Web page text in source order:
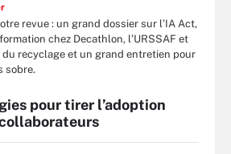
revue : un grand dossier sur l’IA Act,
chez Decathlon, l’URSSAF et
du recyclage et un grand entretien pour
sobre.
pour tirer l’adoption